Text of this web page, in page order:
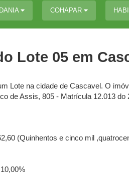
COHAPAR
Lote 05 em
Lote na cidade de Cascavel. O
de Assis, 805 - Matrícula 12.013
(Quinhentos e cinco mil